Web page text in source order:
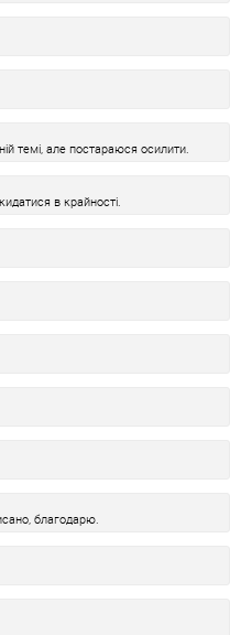
темі, але постараюся осилити.
в крайності.
благодарю.